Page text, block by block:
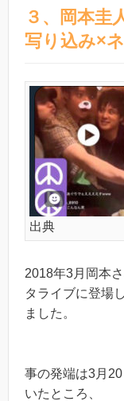
３、岡本圭
写り込み×
出典
2018年3月岡本
タライブに登場
ました。
事の発端は3月
いたところ、